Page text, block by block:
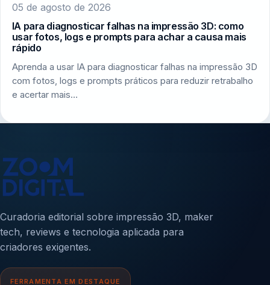
05 de agosto de 2026
IA para diagnosticar falhas na impressão 3D: como
usar fotos, logs e prompts para achar a causa mais
rápido
Aprenda a usar IA para diagnosticar falhas na impressão 3D
com fotos, logs e prompts práticos para reduzir retrabalho
e acertar mais…
Curadoria editorial sobre impressão 3D, maker
tech, reviews e tecnologia aplicada para
criadores exigentes.
FERRAMENTA EM DESTAQUE